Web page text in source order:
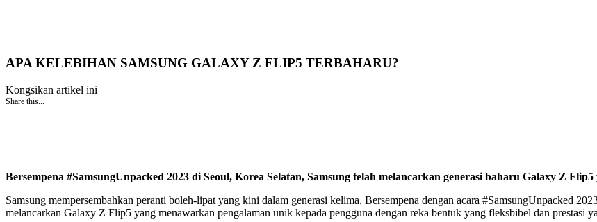
APA KELEBIHAN SAMSUNG GALAXY Z FLIP5 TERBAHARU?
Kongsikan artikel ini
Share this...
Bersempena #SamsungUnpacked 2023 di Seoul, Korea Selatan, Samsung telah melancarkan generasi baharu Galaxy Z
Samsung mempersembahkan peranti boleh-lipat yang kini dalam generasi kelima. Bersempena dengan acara #SamsungUnpacked
melancarkan Galaxy Z Flip5 yang menawarkan pengalaman unik kepada pengguna dengan reka bentuk yang fleksbibel dan prestasi